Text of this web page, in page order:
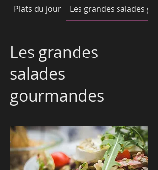
Plats du jour Les grandes salades
Les grandes
salades
gourmandes